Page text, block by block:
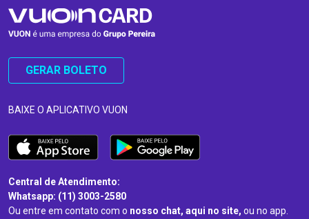
GERAR BOLETO
BAIXE O APLICATIVO VUON
Central de Atendimento:
Whatsapp: (11) 3003-2580
Ou entre em contato com o nosso chat, aqui no site, ou no app.